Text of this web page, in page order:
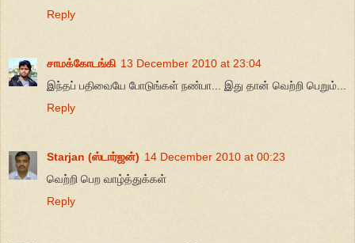
Reply
சாமக்கோடங்கி 13 December 2010 at 23:04
இந்தப் பதிவையே போடுங்கள் நண்பா... இது தான் வெற்றி பெறும்...
Reply
Starjan (ஸ்டார்ஜன்) 14 December 2010 at 00:23
வெற்றி பெற வாழ்த்துக்கள்
Reply